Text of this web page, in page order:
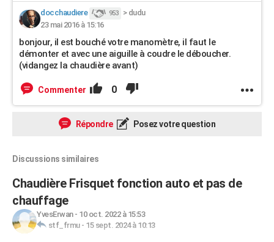
docchaudiere 953 > dudu
23 mai 2016 à 15:16
bonjour, il est bouché votre manomètre, il faut le
démonter et avec une aiguille à coudre le déboucher.
(vidangez la chaudière avant)
Commenter 0
Répondre Posez votre question
Discussions similaires
Chaudière Frisquet fonction auto et pas de
chauffage
YvesErwan- 10 oct. 2022 à 15:53
stf_frmu- 15 sept. 2024 à 10:13